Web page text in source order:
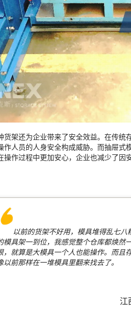
货架还为企业带来了安全效益。在传
作人员的人身安全构成威胁。而抽屉式
操作过程中更加安心，企业也减少了因
以前的货架不好用，模具堆得乱七八
模具架一到位，我感觉整个仓库都焕然
，就算是大模具一个人也能操作。而且
以前那样在一堆模具里翻来找去了
江西